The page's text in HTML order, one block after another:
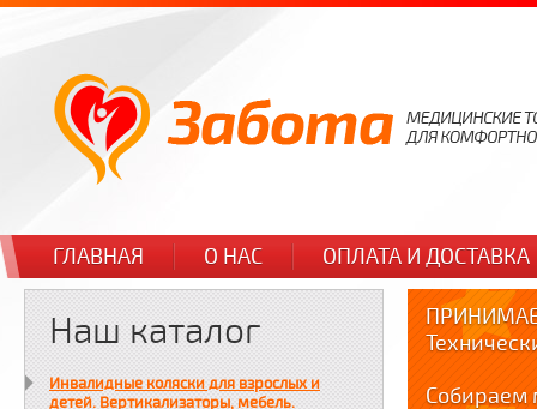
ГЛАВНАЯ О НАС ОПЛАТА И ДОСТАВКА
Наш каталог
Инвалидные коляски для взрослых и
детей. Вертикализаторы, мебель.
Собираем